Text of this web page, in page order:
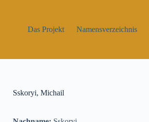
Das Projekt
Namensverzeichnis
Sskoryi, Michail